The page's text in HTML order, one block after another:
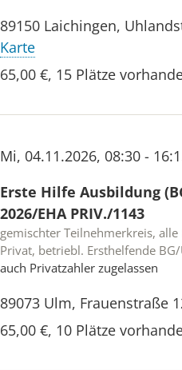
89150 Laichingen,
Karte
65,00 €, 15 Plätze
Mi, 04.11.2026, 08:30 -
Erste Hilfe Ausbildung
2026/EHA PRIV./1143
gemischter Teilnehmerkreis,
Privat, betriebl. Ersthelfende
auch Privatzahler zugelassen
89073 Ulm, Frauenstraße
65,00 €, 10 Plätze